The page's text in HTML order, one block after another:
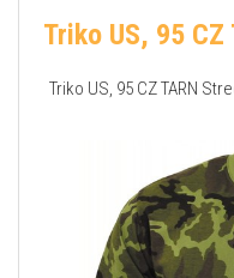
Triko US, 95
Triko US, 95 CZ TARN